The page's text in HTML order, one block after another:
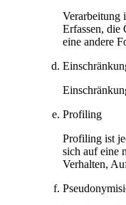
Verarbeitung
Erfassen, die
eine andere
Profiling
Profiling ist
sich auf eine
Verhalten,